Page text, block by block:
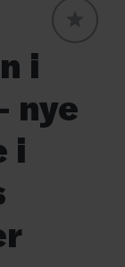
i
nye
i